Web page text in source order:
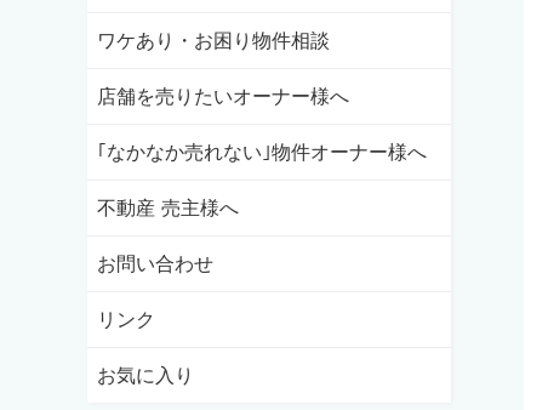
ワケあり・お困り物件相談
店舗を売りたいオーナー様へ
｢なかなか売れない｣物件オーナー様へ
不動産 売主様へ
お問い合わせ
リンク
お気に入り